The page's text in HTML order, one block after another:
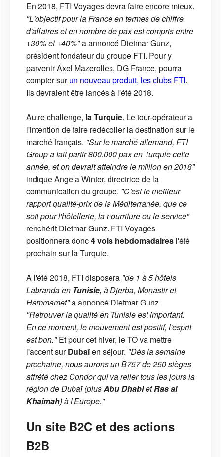
En 2018, FTI Voyages devra faire encore mieux.
"L'objectif pour la France en termes de chiffre
d'affaires et en nombre de pax est compris entre
+30% et +40%"a annoncé Dietmar Gunz,
président fondateur du groupe FTI. Pour y
parvenir Axel Mazerolles, DG France, pourra
compter surun nouveau produit, les clubs FTI.
Ils devraient être lancés à l'été 2018.
Autre challenge, la Turquie. Le tour-opérateur a
l'intention de faire redécoller la destination sur le
marché français. "Sur le marché allemand, FTI
Group a fait partir 800.000 pax en Turquie cette
année, et on devrait atteindre le million en 2018"
indique Angela Winter, directrice de la
communication du groupe. "C'est le meilleur
rapport qualité-prix de la Méditerranée, que ce
soit pour l'hôtellerie, la nourriture ou le service"
renchérit Dietmar Gunz. FTI Voyages
positionnera donc4 vols hebdomadaires l'été
prochain sur la Turquie.
A l'été 2018, FTI disposera "de 1 à 5 hôtels
Labranda en Tunisie, à Djerba, Monastir et
Hammamet"a annoncé Dietmar Gunz.
"Retrouver la qualité en Tunisie est important.
En ce moment, le mouvement est positif, l'esprit
est bon."Et pour cet hiver, le TO va mettre
l'accent surDubaïen séjour. "Dès la semaine
prochaine, nous aurons un B757 de 250 sièges
affrété chez Condor qui va relier tous les jours la
région de Dubaï (plusAbu DhabietRas al
Khaimah) à l'Europe."
Un site B2C et des actions
B2B